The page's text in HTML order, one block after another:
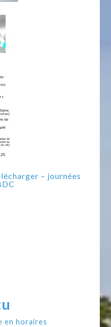
– journées
en horaires